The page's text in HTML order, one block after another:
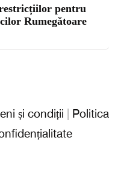
pentru
Rumegătoare
și condiții
Politica